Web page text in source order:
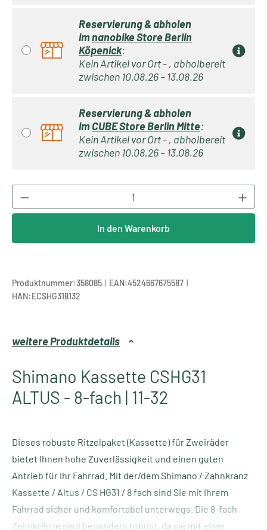
Reservierung & abholen
imnanobike Store Berlin
Köpenick:
Kein Artikel vor Ort - , abholbereit
zwischen 10.08.26 – 13.08.26
Reservierung & abholen
imCUBE Store Berlin Mitte:
Kein Artikel vor Ort - , abholbereit
zwischen 10.08.26 – 13.08.26
Produkt Anzahl: Gib den gewünschten
In den Warenkorb
Produktnummer:358085 | EAN:4524667675587 |
HAN:ECSHG318132
weitere Produktdetails
Shimano Kassette CSHG31
ALTUS - 8-fach | 11-32
Dieses robuste Ritzelpaket (Kassette) für Zweiräder
bietet Ihnen hohe Zuverlässigkeit und einen guten
Antrieb für Ihr Fahrrad. Mit der/dem Shimano / Zahnkranz
Kassette / Altus / CS HG31 / 8 fach sind Sie mit Ihrem
Fahrrad sicher und komfortabel unterwegs. Die 8-fach
Zahnkränze sind besonders robust, da sie mit einer